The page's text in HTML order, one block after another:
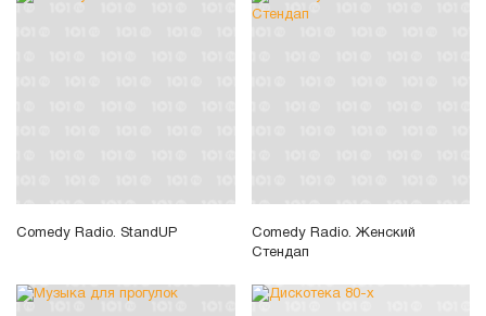
Comedy Radio. StandUP
Comedy Radio. Женский
Стендап